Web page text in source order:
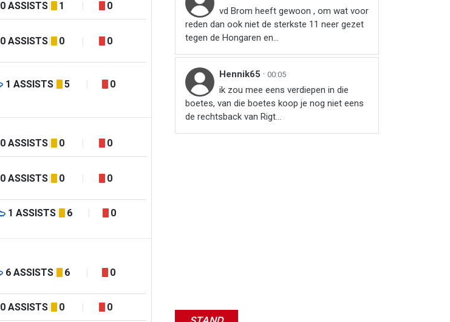
0 ASSISTS 1 0
0 ASSISTS 0 0
1 ASSISTS 5 0
0 ASSISTS 0 0
0 ASSISTS 0 0
1 ASSISTS 6 0
6 ASSISTS 6 0
0 ASSISTS 0 0
vd Brom heeft gewoon , om wat voor
reden dan ook niet de sterkste 11 neer gezet
tegen de Hongaren en...
Hennik65 · 00:05
ik zou mee eens verdiepen in die
boetes, van die boetes koop je nog niet eens
de rechtsback van Rigt...